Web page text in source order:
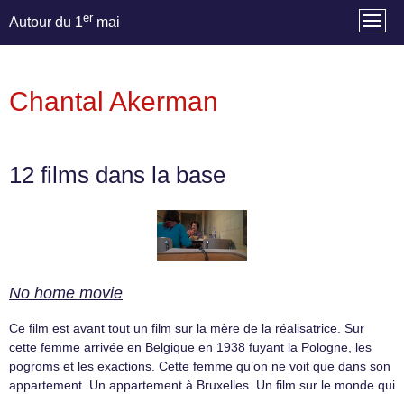
Autour du 1er mai
Chantal Akerman
12 films dans la base
No home movie
Ce film est avant tout un film sur la mère de la réalisatrice. Sur
cette femme arrivée en Belgique en 1938 fuyant la Pologne, les
pogroms et les exactions. Cette femme qu’on ne voit que dans son
appartement. Un appartement à Bruxelles. Un film sur le monde qui